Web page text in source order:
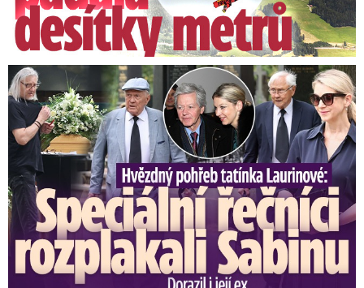
Speciální řečníci nad rakví Laurina: Rozbrečeli i dceru